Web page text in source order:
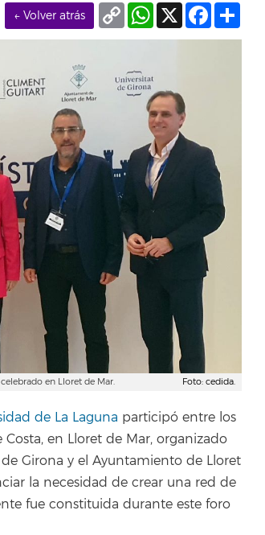
← Volver atrás Facebook
X
WhatsApp
Copy
Link
en Lloret de Mar. Foto: cedida.
de La Laguna participó entre los
en Lloret de Mar, organizado
Girona y el Ayuntamiento de Lloret
la necesidad de crear una red de
fue constituida durante este foro